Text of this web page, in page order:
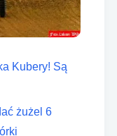
Kubery! Są
żużel 6